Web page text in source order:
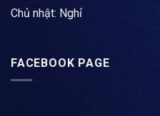
Chủ nhật: Nghỉ
FACEBOOK PAGE